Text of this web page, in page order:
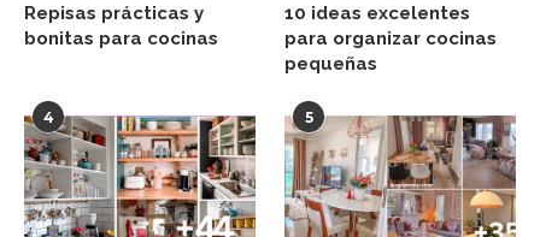
Repisas prácticas y
bonitas para cocinas
10 ideas excelentes
para organizar cocinas
pequeñas
4 5